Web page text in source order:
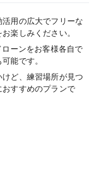
用の広大でフリーな
楽しみください。
ーンをお客様各自で
能です。
ど、練習場所が見つ
すすめのプランで